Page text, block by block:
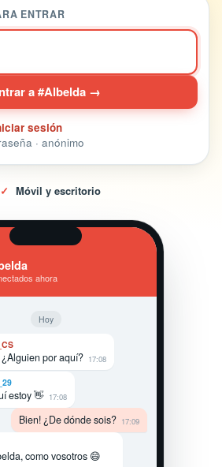
ENTRAR
a #Albelda →
sesión
· anónimo
✓ Móvil y escritorio
ahora
Hoy
¿Alguien por aquí? 17:08
estoy 👋 17:08
Bien! ¿De dónde sois? 17:09
como vosotros 😄